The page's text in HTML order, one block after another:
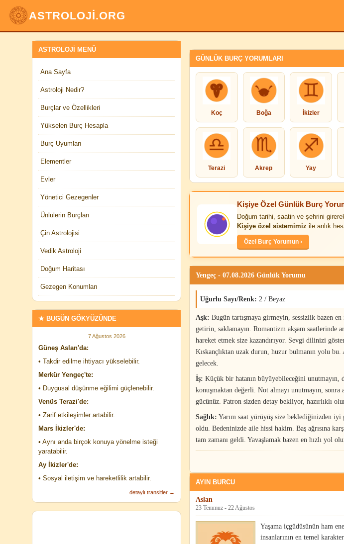
ASTROLOJİ.ORG
ASTROLOJI MENÜ
Ana Sayfa
Astroloji Nedir?
Burçlar ve Özellikleri
Yükselen Burç Hesapla
Burç Uyumları
Elementler
Evler
Yönetici Gezegenler
Ünlulerin Burçları
Çin Astrolojisi
Vedik Astroloji
Doğum Haritası
Gezegen Konumları
★ BUGÜN GÖKYÜZÜNDE
7 Ağustos 2026
Güneş Aslan'da:
• Takdir edilme ihtiyacı yükselebilir.
Merkür Yengeç'te:
• Duygusal düşünme eğilimi güçlenebilir.
Venüs Terazi'de:
• Zarif etkileşimler artabilir.
Mars İkizler'de:
• Aynı anda birçok konuya yönelme isteği
yaratabilir.
Ay İkizler'de:
• Sosyal iletişim ve hareketlilik artabilir.
detaylı transitler →
GÜNLÜK BURÇ YORUMLARI
Koç Boğa İkizler
Terazi Akrep Yay
Kişiye Özel Günlük Burç
Doğum tarihi, saatin ve şehrini
Kişiye özel sistemimiz ile anlık
Özel Burç Yorumun ›
Yengeç - 07.08.2026 Günlük Yorumu
Uğurlu Sayı/Renk: 2 / Beyaz
Aşk: Bugün tartışmaya girmeyin, sessizlik bazen
getirin, saklamayın. Romantizm akşam saatlerinde
hareket etmek size kazandırıyor. Sevgi dilinizi
Kıskançlıktan uzak durun, huzur bulmanın yolu
gelecek.
İş: Küçük bir hatanın büyüyebileceğini
konuşmaktan değerli. Not almayı unutmayın, sonra
gücünüz. Patron sizden detay bekliyor, hazırlıklı
Sağlık: Yarım saat yürüyüş size beklediğinizden iyi
oldu. Bedeninizde aile hissi hakim. Baş ağrısına
tam zamanı geldi. Yavaşlamak bazen en hızlı yol
AYIN BURCU
Aslan
23 Temmuz - 22 Ağustos
Yaşama içgüdüsünün ham
insanlarının en temel